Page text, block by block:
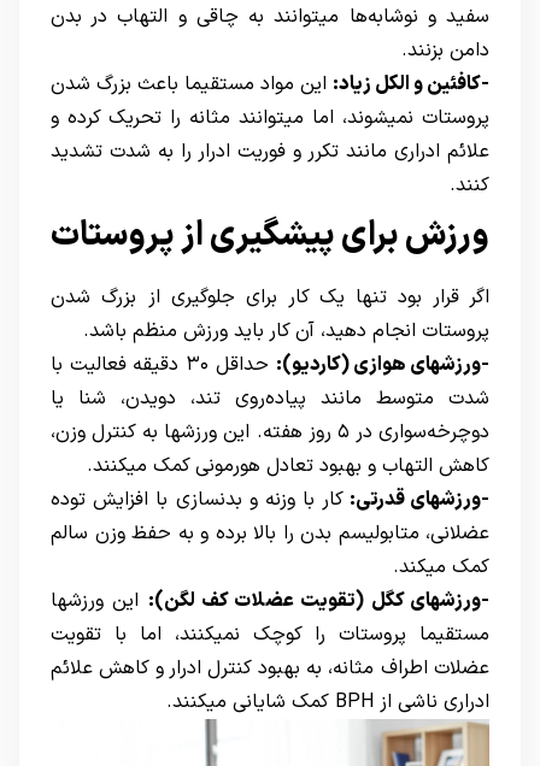
سفید و نوشابه‌ها میتوانند به چاقی و التهاب در بدن
دامن بزنند.
-کافئین و الکل زیاد: این مواد مستقیما باعث بزرگ شدن
پروستات نمیشوند، اما میتوانند مثانه را تحریک کرده و
علائم ادراری مانند تکرر و فوریت ادرار را به شدت تشدید
کنند.
ورزش برای پیشگیری از پروستات
اگر قرار بود تنها یک کار برای جلوگیری از بزرگ شدن
پروستات انجام دهید، آن کار باید ورزش منظم باشد.
-ورزشهای هوازی (کاردیو):
حداقل ۳۰ دقیقه فعالیت با
شدت متوسط مانند پیاده‌روی تند، دویدن، شنا یا
دوچرخه‌سواری در ۵ روز هفته. این ورزشها به کنترل وزن،
کاهش التهاب و بهبود تعادل هورمونی کمک میکنند.
-ورزشهای قدرتی: کار با وزنه و بدنسازی با افزایش توده
عضلانی، متابولیسم بدن را بالا برده و به حفظ وزن سالم
کمک میکند.
-ورزشهای کگل (تقویت عضلات کف لگن): این ورزشها
مستقیما پروستات را کوچک نمیکنند، اما با تقویت
عضلات اطراف مثانه، به بهبود کنترل ادرار و کاهش علائم
ادراری ناشی از BPH کمک شایانی میکنند.